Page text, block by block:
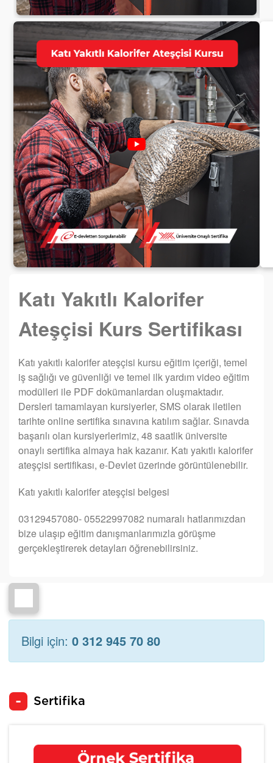
Katı Yakıtlı Kalorifer
Ateşçisi Kurs Sertifikası
Katı yakıtlı kalorifer ateşçisi kursu eğitim içeriği, temel
iş sağlığı ve güvenliği ve temel ilk yardım video eğitim
modülleri ile PDF dokümanlardan oluşmaktadır.
Dersleri tamamlayan kursiyerler, SMS olarak iletilen
tarihte online sertifika sınavına katılım sağlar. Sınavda
başarılı olan kursiyerlerimiz, 48 saatlik üniversite
onaylı sertifika almaya hak kazanır. Katı yakıtlı kalorifer
ateşçisi sertifikası, e-Devlet üzerinde görüntülenebilir.
Katı yakıtlı kalorifer ateşçisi belgesi
03129457080- 05522997082 numaralı hatlarımızdan
bize ulaşıp eğitim danışmanlarımızla görüşme
gerçekleştirerek detayları öğrenebilirsiniz.
Bilgi için: 0 312 945 70 80
Sertifika